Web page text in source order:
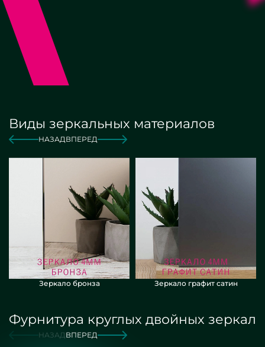
от 6 000 руб./м2 Заказать
Виды зеркальных материалов
НАЗАДВПЕРЕД
Зеркало бронза Зеркало графит сатин
Фурнитура круглых двойных зеркал
НАЗАДВПЕРЕД